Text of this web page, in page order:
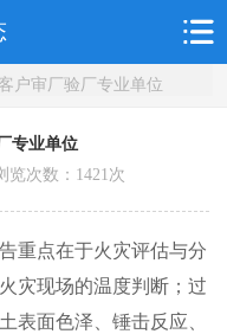
户审厂验厂专业单位
专业单位
次数： 1421次
点在于火灾评估与分
灾现场的温度判断；过
表面色泽、锤击反应、